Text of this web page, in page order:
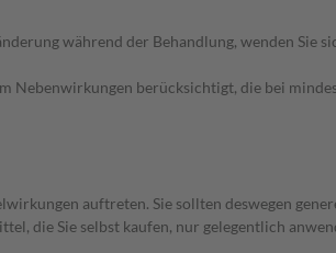
während der Behandlung, wenden Sie
Nebenwirkungen berücksichtigt, die bei
auftreten. Sie sollten deswegen
die Sie selbst kaufen, nur gelegentlich